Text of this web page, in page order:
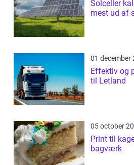
Solceller
mest ud af
01 december
Effektiv og
til Letland
05 october
Print til
bagværk